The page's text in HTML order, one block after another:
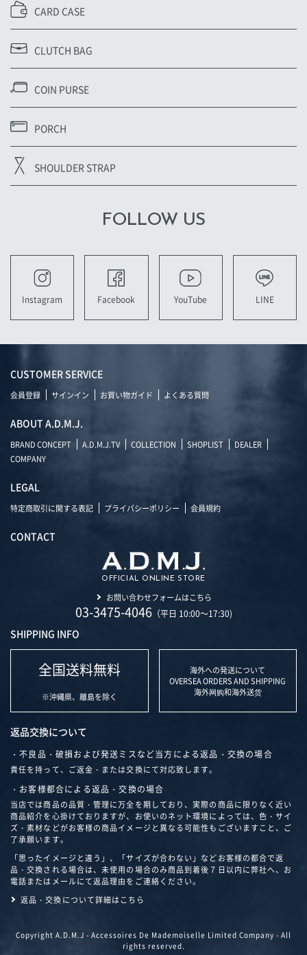
CARD CASE
CLUTCH BAG
COIN PURSE
PORCH
SHOULDER STRAP
FOLLOW US
Instagram Facebook YouTube LINE
CUSTOMER SERVICE
会員登録 サインイン お買い物ガイド よくある質問
ABOUT A.D.M.J.
BRAND CONCEPT A.D.M.J.TV COLLECTION SHOPLIST
DEALER
COMPANY
LEGAL
特定商取引に関する表記 プライバシーポリシー 会員規約
CONTACT
OFFICIAL ONLINE STORE
お問い合わせフォームはこちら
03-3475-4046（平日 10:00～17:30)
SHIPPING INFO
全国送料無料
※沖縄県、離島を除く
海外への発送について
OVERSEA ORDERS AND SHIPPING
海外网购和海外送货
返品交換について
・不良品・破損および発送ミスなど当方による返品・交換の場合
責任を持って、ご返金・または交換にて対応致します。
・お客様都合による返品・交換の場合
当店では商品の品質・管理に万全を期しており、実際の商品に限りなく近い
商品紹介を心掛けておりますが、お使いのネット環境によっては、色・サイ
ズ・素材などがお客様の商品イメージと異なる可能性もございますこと、ご
了承願います。
「思ったイメージと違う」、「サイズが合わない」などお客様の都合で返
品・交換される場合は、未使用の場合のみ商品到着後７日以内に弊社へ、お
電話またはメールにて返品理由をご連絡ください。
返品・交換について詳細はこちら
Copyright A.D.M.J - Accessoires De Mademoiselle Limited Company - All
rights reserved.